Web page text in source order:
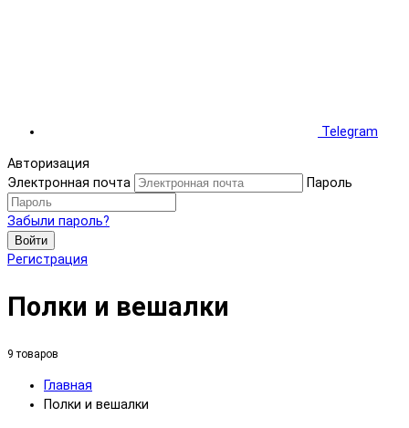
Telegram
Авторизация
Электронная почта
Пароль
Забыли пароль?
Войти
Регистрация
Полки и вешалки
9 товаров
Главная
Полки и вешалки